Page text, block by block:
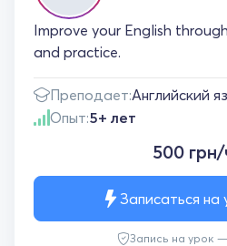
Improve your English
and practice.
Преподает:Английский
Опыт:5+ лет
500
Запись на урок
Записаться на